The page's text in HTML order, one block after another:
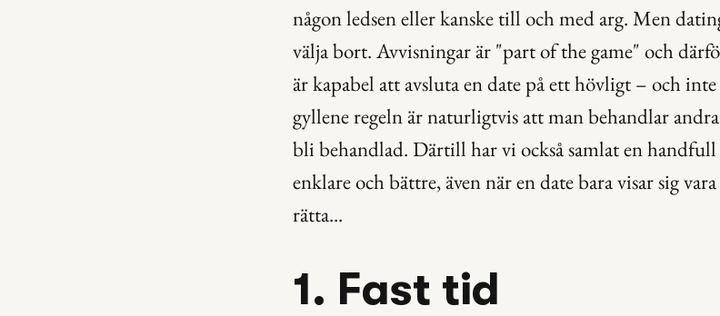
någon ledsen eller kanske till och med arg. Men
välja bort. Avvisningar är "part of the game" och
är kapabel att avsluta en date på ett hövligt – och
gyllene regeln är naturligtvis att man behandlar
bli behandlad. Därtill har vi också samlat en
enklare och bättre, även när en date bara visar sig
rätta...
1. Fast tid